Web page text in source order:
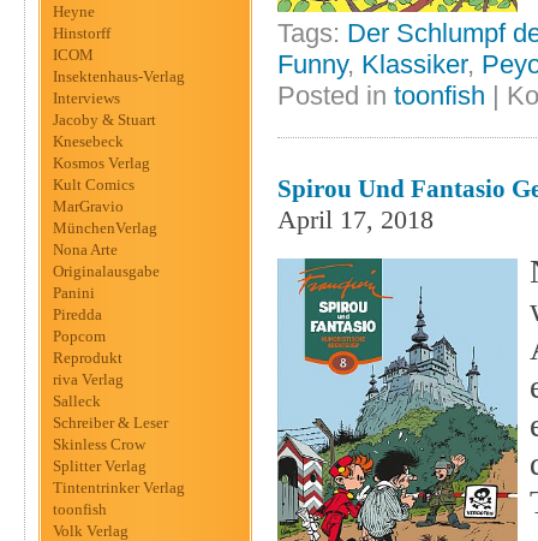
Heyne
Hinstorff
ICOM
Insektenhaus-Verlag
Interviews
Jacoby & Stuart
Knesebeck
Kosmos Verlag
Kult Comics
MarGravio
MünchenVerlag
Nona Arte
Originalausgabe
Panini
Piredda
Popcom
Reprodukt
riva Verlag
Salleck
Schreiber & Leser
Skinless Crow
Splitter Verlag
Tintentrinker Verlag
toonfish
Volk Verlag
Tags: Der Schlumpf
Funny, Klassiker,
Posted in toonfish |
Spirou Und Fantasio
April 17, 2018